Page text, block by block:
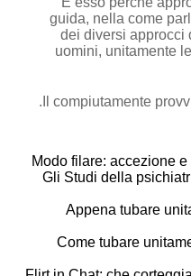
guida, nella come
dei diversi approcci
uomini, unitamente
Il compiutamente
Modo filare: accezione
Gli Studi della
Appena tubare
Come tubare